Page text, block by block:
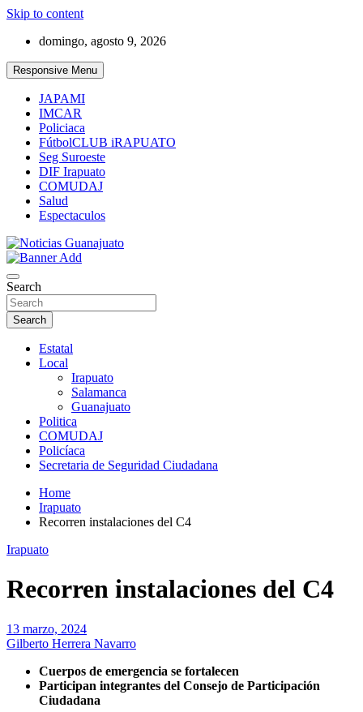
Skip to content
domingo, agosto 9, 2026
Responsive Menu
JAPAMI
IMCAR
Policiaca
FútbolCLUB iRAPUATO
Seg Suroeste
DIF Irapuato
COMUDAJ
Salud
Espectaculos
Noticias Guanajuato
Search
Search
Estatal
Local
Irapuato
Salamanca
Guanajuato
Politica
COMUDAJ
Policíaca
Secretaria de Seguridad Ciudadana
Home
Irapuato
Recorren instalaciones del C4
Irapuato
Recorren instalaciones del C4
13 marzo, 2024
Gilberto Herrera Navarro
Cuerpos de emergencia se fortalecen
Participan integrantes del Consejo de Participación
Ciudadana